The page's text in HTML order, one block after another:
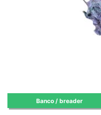
Banco / breader